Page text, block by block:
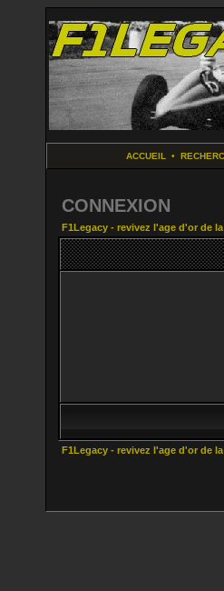
ACCUEIL •
CONNEXION
F1Legacy - revivez l'age d'or de
F1Legacy - revivez l'age d'or de